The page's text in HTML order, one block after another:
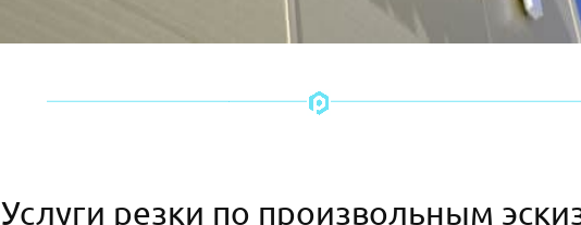
Услуги резки по произвольным